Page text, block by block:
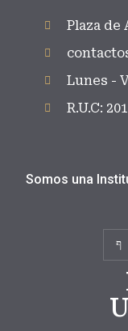
Plaza de
Lunes -
R.U.C:
Somos una